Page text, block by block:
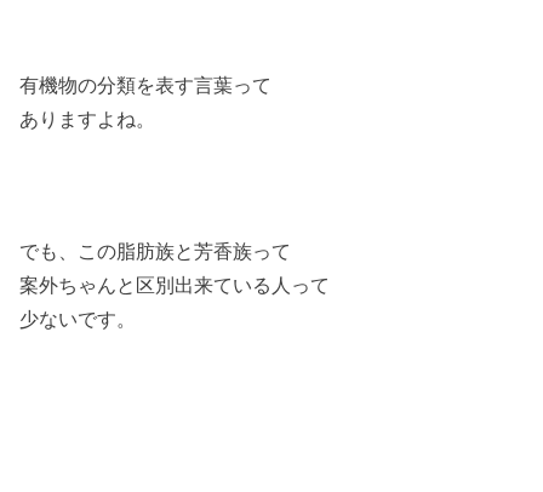
有機物の分類を表す言葉って
ありますよね。
でも、この脂肪族と芳香族って
案外ちゃんと区別出来ている人って
少ないです。